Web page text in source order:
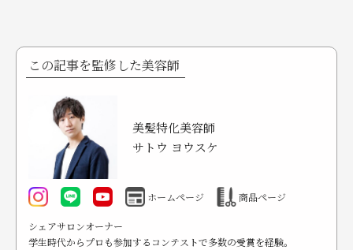
この記事を監修した美容師
美髪特化美容師
サトウ ヨウスケ
ホームページ 商品ページ
シェアサロンオーナー
学生時代からプロも参加するコンテストで多数の受賞を経験。